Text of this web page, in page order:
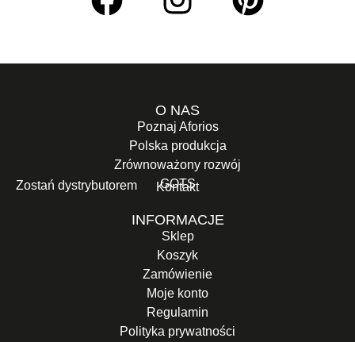
O NAS
Poznaj Aforios
Polska produkcja
Zrównoważony rozwój
GOTS
Zostań dystrybutorem Kontakt
INFORMACJE
Sklep
Koszyk
Zamówienie
Moje konto
Regulamin
Polityka prywatności